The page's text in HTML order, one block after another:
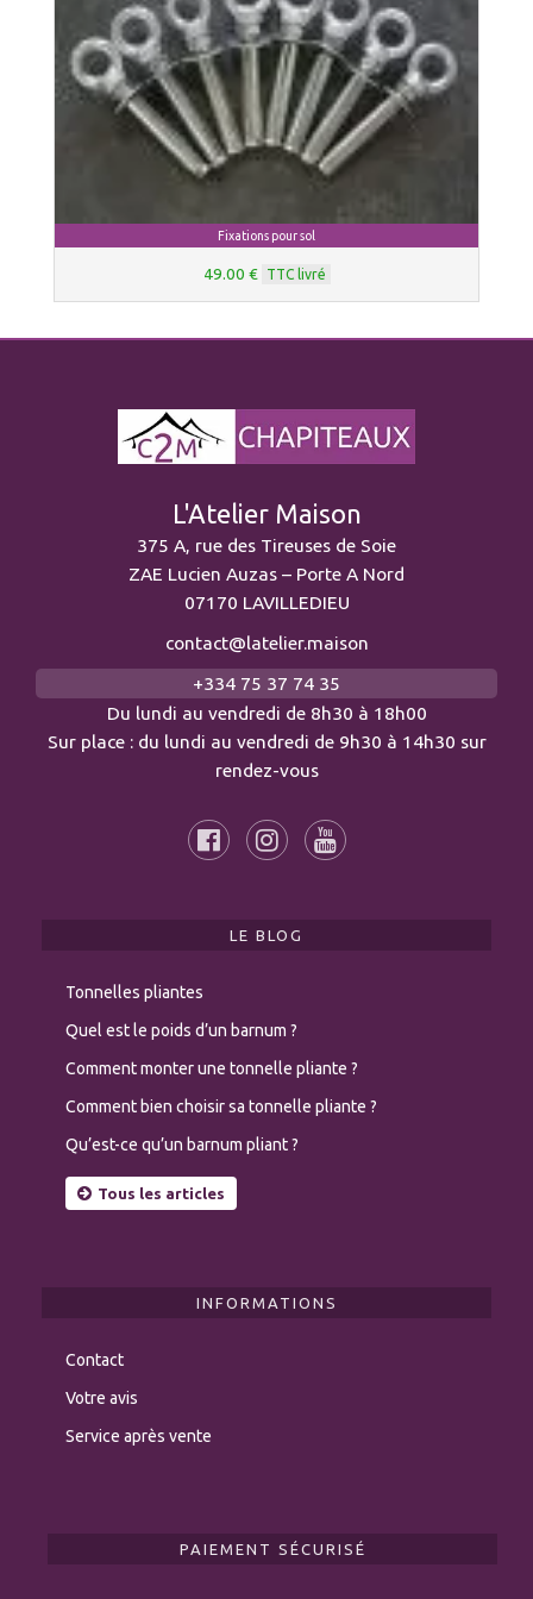
Fixations pour sol
49.00 € TTC livré
L'Atelier Maison
375 A, rue des Tireuses de Soie
ZAE Lucien Auzas – Porte A Nord
07170 LAVILLEDIEU
contact@latelier.maison
+334 75 37 74 35
Du lundi au vendredi de 8h30 à 18h00
Sur place : du lundi au vendredi de 9h30 à 14h30 sur
rendez-vous
LE BLOG
Tonnelles pliantes
Quel est le poids d’un barnum ?
Comment monter une tonnelle pliante ?
Comment bien choisir sa tonnelle pliante ?
Qu’est-ce qu’un barnum pliant ?
Tous les articles
INFORMATIONS
Contact
Votre avis
Service après vente
PAIEMENT SÉCURISÉ